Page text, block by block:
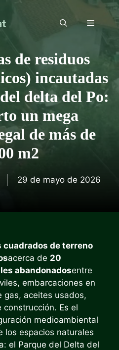
Menú
de residuos
incautadas
delta del Po:
un mega
de más de
m2
29 de mayo de 2026
cuadrados de terreno
acerca de 20
abandonadosentre
embarcaciones en
gas, aceites usados,
Es el
medioambiental
los espacios naturales
el Parque del Delta del